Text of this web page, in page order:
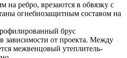
на ребро, врезаются в обвязку с
огнебиозащитным составом на
брус
зависимости от проекта. Между
межвенцовый утеплитель-